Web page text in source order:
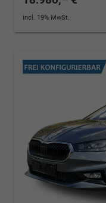
incl. 19% MwSt.